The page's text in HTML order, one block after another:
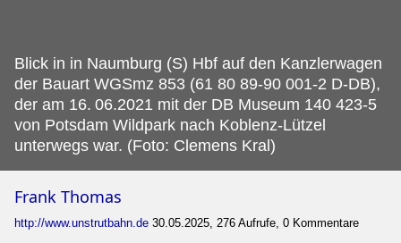
Blick in in Naumburg (S) Hbf auf den Kanzlerwagen
der Bauart WGSmz 853 (61 80 89-90 001-2 D-DB),
der am 16. 06.2021 mit der DB Museum 140 423-5
von Potsdam Wildpark nach Koblenz-Lützel
unterwegs war. (Foto: Clemens Kral)
Frank Thomas
http://www.unstrutbahn.de 30.05.2025, 276 Aufrufe, 0 Kommentare